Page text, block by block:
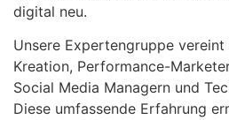
digital neu.
Unsere Expertengruppe
Kreation, Performance-
Social Media Managern und
Diese umfassende Erfahrung